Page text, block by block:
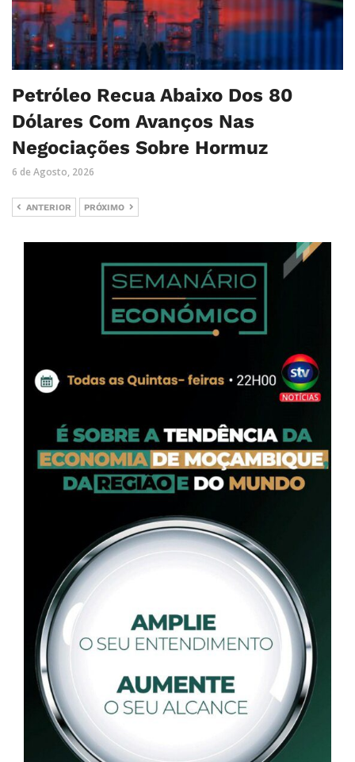
Petróleo Recua Abaixo Dos 80
Dólares Com Avanços Nas
Negociações Sobre Hormuz
6 de Agosto, 2026
ANTERIOR PRÓXIMO